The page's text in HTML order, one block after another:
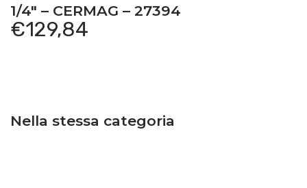
1/4″ – CERMAG – 27394
€129,84
Nella stessa categoria